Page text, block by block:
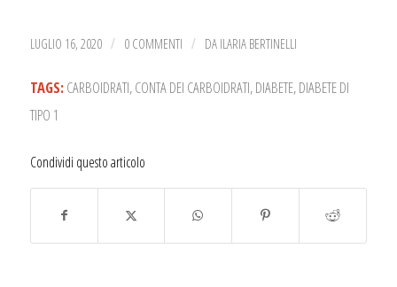
LUGLIO 16, 2020 / 0 COMMENTI / DA ILARIA BERTINELLI
TAGS:CARBOIDRATI,CONTA DEI CARBOIDRATI,DIABETE,DIABETE DI
TIPO 1
Condividi questo articolo